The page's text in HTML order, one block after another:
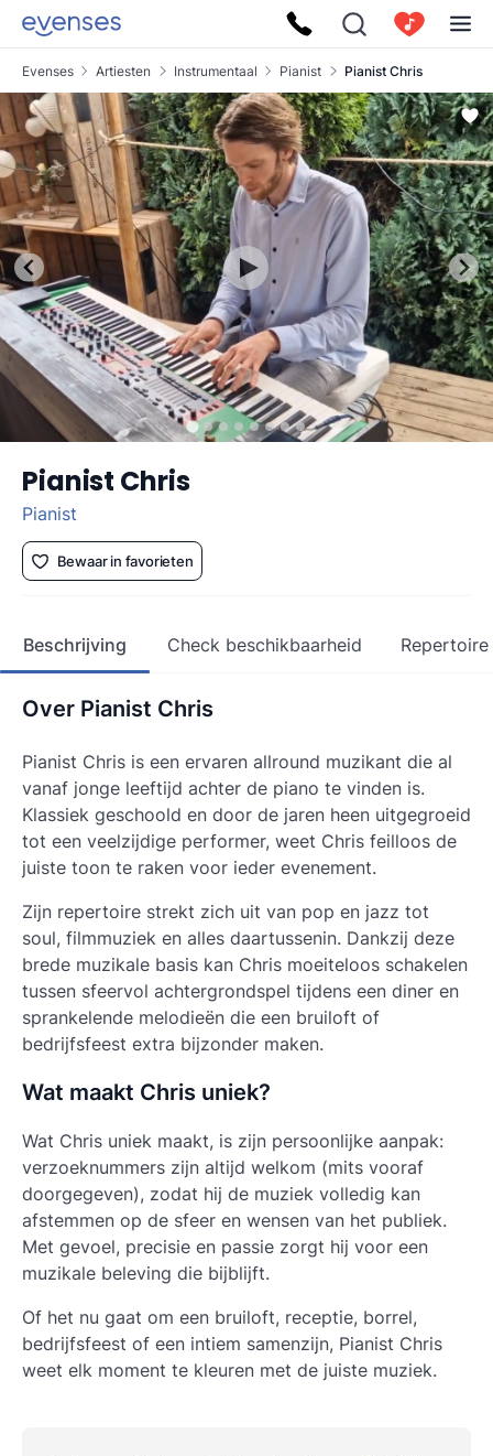
Evenses Artiesten Instrumentaal Pianist Pianist Chris
Pianist Chris
Pianist
Bewaar in favorieten
Beschrijving Check beschikbaarheid Repertoire
Over Pianist Chris
Pianist Chris is een ervaren allround muzikant die al
vanaf jonge leeftijd achter de piano te vinden is.
Klassiek geschoold en door de jaren heen uitgegroeid
tot een veelzijdige performer, weet Chris feilloos de
juiste toon te raken voor ieder evenement.
Zijn repertoire strekt zich uit van pop en jazz tot
soul, filmmuziek en alles daartussenin. Dankzij deze
brede muzikale basis kan Chris moeiteloos schakelen
tussen sfeervol achtergrondspel tijdens een diner en
sprankelende melodieën die een bruiloft of
bedrijfsfeest extra bijzonder maken.
Wat maakt Chris uniek?
Wat Chris uniek maakt, is zijn persoonlijke aanpak:
verzoeknummers zijn altijd welkom (mits vooraf
doorgegeven), zodat hij de muziek volledig kan
afstemmen op de sfeer en wensen van het publiek.
Met gevoel, precisie en passie zorgt hij voor een
muzikale beleving die bijblijft.
Of het nu gaat om een bruiloft, receptie, borrel,
bedrijfsfeest of een intiem samenzijn, Pianist Chris
weet elk moment te kleuren met de juiste muziek.